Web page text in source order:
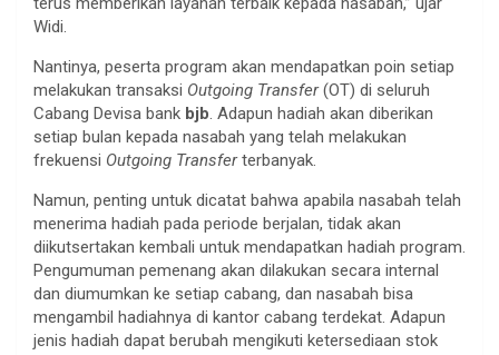
Widi.
Nantinya, peserta program akan mendapatkan poin setiap
melakukan transaksi Outgoing Transfer(OT) di seluruh
Cabang Devisa bank bjb. Adapun hadiah akan diberikan
setiap bulan kepada nasabah yang telah melakukan
frekuensi Outgoing Transferterbanyak.
Namun, penting untuk dicatat bahwa apabila nasabah telah
menerima hadiah pada periode berjalan, tidak akan
diikutsertakan kembali untuk mendapatkan hadiah program.
Pengumuman pemenang akan dilakukan secara internal
dan diumumkan ke setiap cabang, dan nasabah bisa
mengambil hadiahnya di kantor cabang terdekat. Adapun
jenis hadiah dapat berubah mengikuti ketersediaan stok